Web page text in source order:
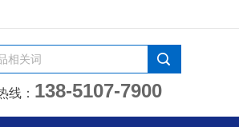
线： 138-5107-7900